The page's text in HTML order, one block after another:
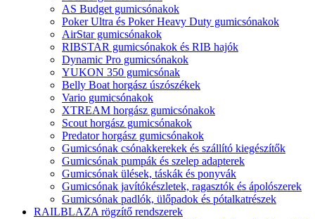
AS Budget gumicsónakok
Poker Ultra és Poker Heavy Duty gumicsónakok
AirStar gumicsónakok
RIBSTAR gumicsónakok és RIB hajók
Dynamic Pro gumicsónakok
YUKON 350 gumicsónak
Belly Boat horgász úszószékek
Vario gumicsónakok
XTREAM horgász gumicsónakok
Scout horgász gumicsónakok
Predator horgász gumicsónakok
Gumicsónak csónakkerekek és szállító kiegészítők
Gumicsónak pumpák és szelep adapterek
Gumicsónak ülések, táskák és ponyvák
Gumicsónak javítókészletek, ragasztók és ápolószerek
Gumicsónak padlók, ülőpadok és pótalkatrészek
RAILBLAZA rögzítő rendszerek